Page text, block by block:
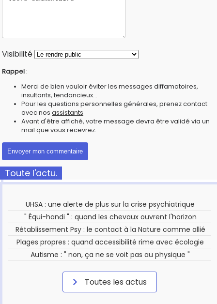
Visibilité
Rappel :
Merci de bien vouloir éviter les messages diffamatoires,
insultants, tendancieux...
Pour les questions personnelles générales, prenez contact
avec nos assistants
Avant d'être affiché, votre message devra être validé via un
mail que vous recevrez.
Toute l'actu.
UHSA : une alerte de plus sur la crise psychiatrique
" Équi-handi " : quand les chevaux ouvrent l'horizon
Rétablissement Psy : le contact à la Nature comme allié
Plages propres : quand accessibilité rime avec écologie
Autisme : " non, ça ne se voit pas au physique "
Toutes les actus